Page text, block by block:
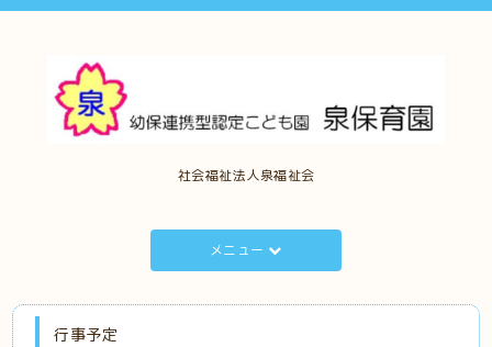
社会福祉法人泉福祉会
メニュー
行事予定